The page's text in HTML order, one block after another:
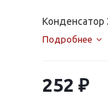
Конденсатор
Подробнее
252 ₽